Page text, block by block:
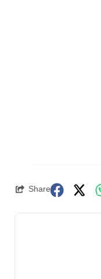
Share